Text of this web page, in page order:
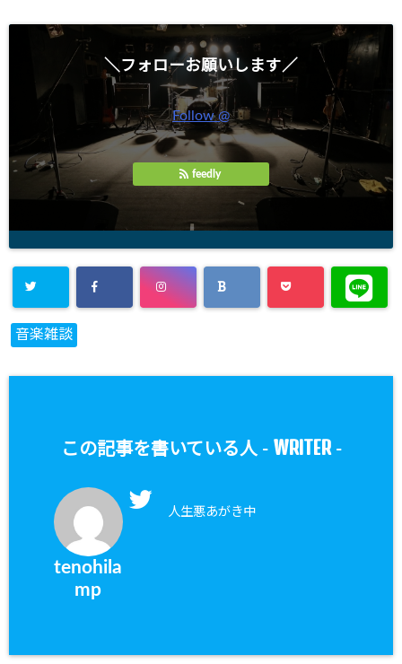
き
す
＼フォローお願いします／
Follow @
feedly
音楽雑談
この記事を書いている人 - WRITER-
tenohila
mp
人生悪あがき中